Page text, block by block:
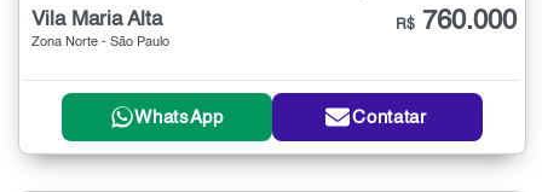
Vila Maria Alta
Zona Norte - São Paulo
R$ 760.000
WhatsApp Contatar